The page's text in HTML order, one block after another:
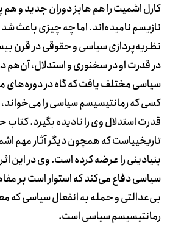
کارل اشمیت را هم هابز دوران جدید و
نازیسم نامیده‌اند. اما چه چیزی باعث شد
نظریه‌پردازی سیاسی و حقوقی در قرن
در قدرت او در سخنوری و استدلال، آن‌هم
سیاسی مختلف یافت که گاه در دوره‌های
کسی که رمانتیسیسم سیاسی را می‌خواند،
قدرت استدلال وی را نادیده بگیرد.
تاریخییاست که همچون دیگر آثار مهم
بنیادینی را عرضه کرده است. وی در این
سیاسی دفاع می‌کند که استوار است بر
بی‌عدالتی و حمله به انفعال سیاسی که
رمانتیسیسم سیاسی است.